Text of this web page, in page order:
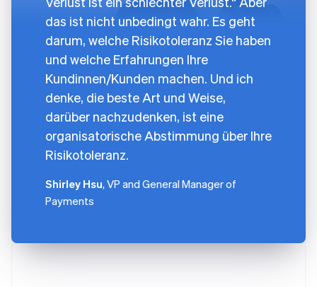
das ist nicht unbedingt wahr. Es geht
darum, welche Risikotoleranz Sie haben
und welche Erfahrungen Ihre
Kundinnen/Kunden machen. Und ich
denke, die beste Art und Weise,
darüber nachzudenken, ist eine
organisatorische Abstimmung über Ihre
Risikotoleranz.
Shirley Hsu, VP and General Manager of
Payments